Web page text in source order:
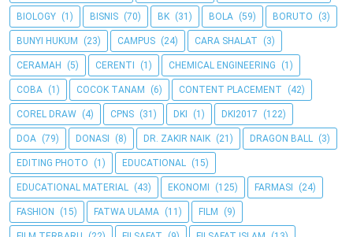
BIOLOGY (1) BISNIS (70) BK (31) BOLA (59) BORUTO (3)
BUNYI HUKUM (23) CAMPUS (24) CARA SHALAT (3)
CERAMAH (5) CERENTI (1) CHEMICAL ENGINEERING (1)
COBA (1) COCOK TANAM (6) CONTENT PLACEMENT (42)
COREL DRAW (4) CPNS (31) DKI (1) DKI2017 (122)
DOA (79) DONASI (8) DR. ZAKIR NAIK (21) DRAGON BALL (3)
EDITING PHOTO (1) EDUCATIONAL (15)
EDUCATIONAL MATERIAL (43) EKONOMI (125) FARMASI (24)
FASHION (15) FATWA ULAMA (11) FILM (9)